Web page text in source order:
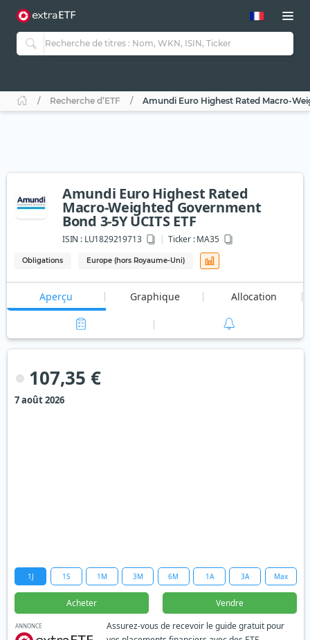
Recherche d’ETF Amundi Euro Highest Rated Macro-
Amundi Euro Highest Rated
Macro-Weighted Government
Bond 3-5Y UCITS ETF
ISIN :LU1829219713 Ticker :MA35
Obligations Europe (hors Royaume-Uni)
Aperçu Graphique Allocation
107,35 €
7 août 2026
1J 1S 1M 3M 6M 1A 3A Max
Acheter Vendre
ANNONCE
Assurez-vous de recevoir le guide gratuit pour